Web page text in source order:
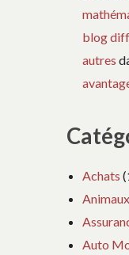
blog
autres
Achats
Animaux
Auto